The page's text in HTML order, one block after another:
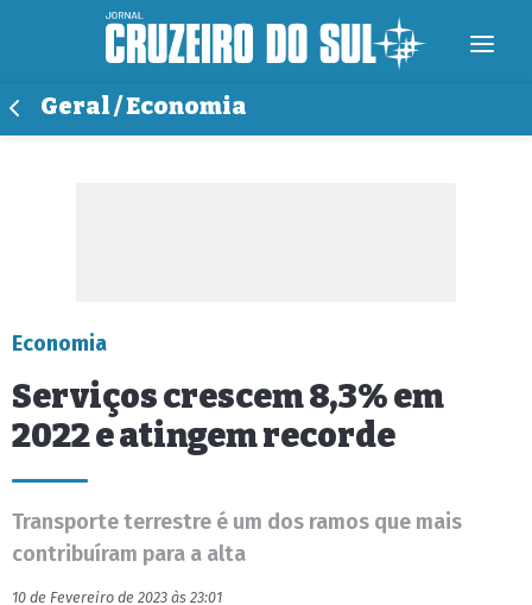
Geral / Economia
Economia
Serviços crescem 8,3% em
2022 e atingem recorde
Transporte terrestre é um dos ramos que mais
contribuíram para a alta
10 de Fevereiro de 2023 às 23:01